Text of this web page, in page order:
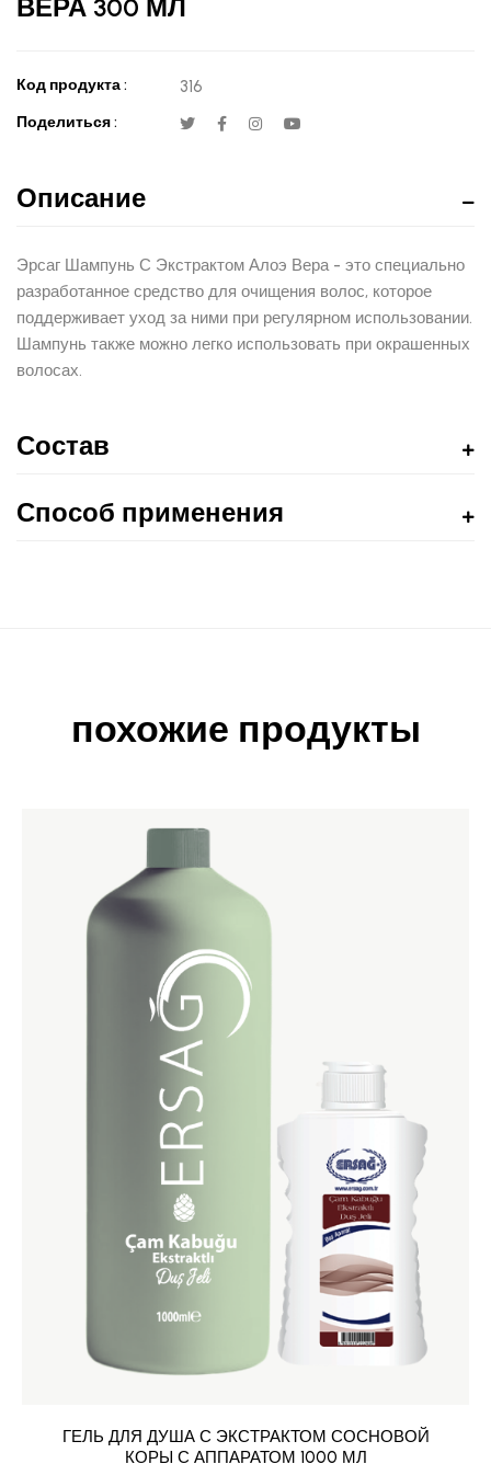
ВЕРА 300 МЛ
Код продукта : 316
Поделиться :
Описание
Эрсаг Шампунь С Экстрактом Алоэ Вера - это специально
разработанное средство для очищения волос, которое
поддерживает уход за ними при регулярном использовании.
Шампунь также можно легко использовать при окрашенных
волосах.
Состав
Способ применения
похожие продукты
ГЕЛЬ ДЛЯ ДУША С ЭКСТРАКТОМ СОСНОВОЙ
КОРЫ С АППАРАТОМ 1000 МЛ